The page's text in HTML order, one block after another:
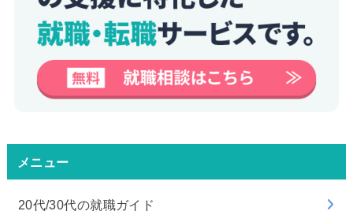
メニュー
20代/30代の就職ガイド